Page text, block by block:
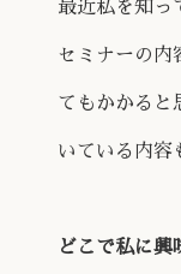
最近私を知っ
セミナーの内
てもかかる
いている内容
どこで私に興